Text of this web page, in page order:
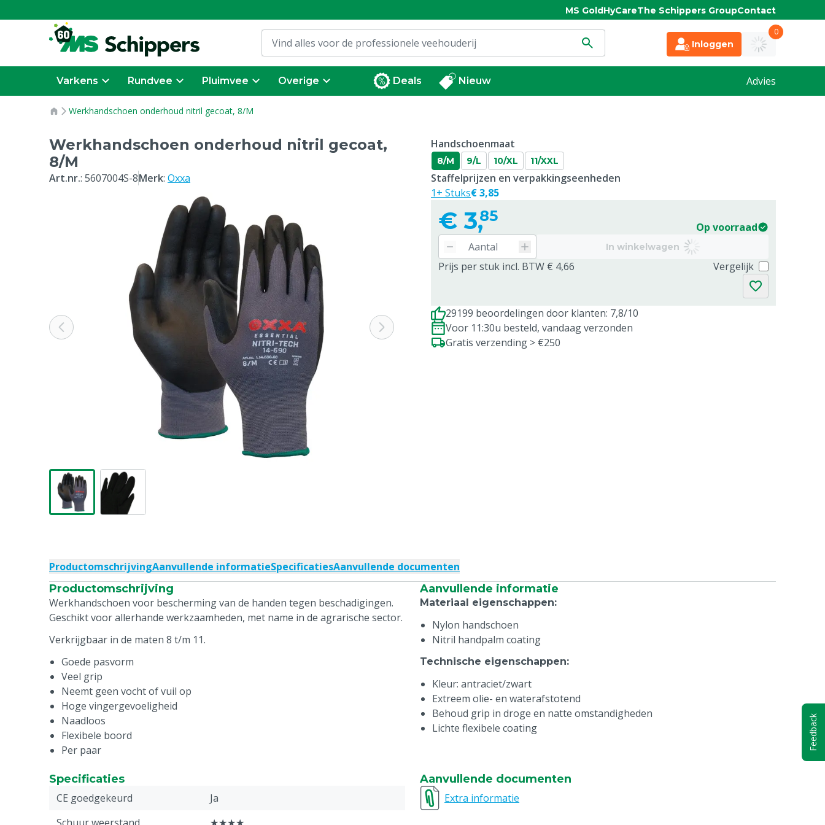
MS GoldHyCareThe Schippers GroupContact
Inloggen
0
Varkens Rundvee Pluimvee Overige Deals Nieuw Advies
Werkhandschoen onderhoud nitril gecoat, 8/M
Werkhandschoen onderhoud nitril gecoat,
8/M
Art.nr.: 5607004S-8Merk: Oxxa
Handschoenmaat
8/M 9/L 10/XL 11/XXL
€3,85
Op voorraad
In winkelwagen
Prijs per stuk incl. BTW € 4,66 Vergelijk
Staffelprijzen en verpakkingseenheden
1+ Stuks€ 3,85
29199 beoordelingen door klanten: 7,8/10
Voor 11:30u besteld, vandaag verzonden
Gratis verzending > €250
ProductomschrijvingAanvullende informatieSpecificatiesAanvullende documenten
Productomschrijving
Werkhandschoen voor bescherming van de handen tegen beschadigingen.
Geschikt voor allerhande werkzaamheden, met name in de agrarische sector.
Verkrijgbaar in de maten 8 t/m 11.
Goede pasvorm
Veel grip
Neemt geen vocht of vuil op
Hoge vingergevoeligheid
Naadloos
Flexibele boord
Per paar
Aanvullende informatie
Materiaal eigenschappen:
Nylon handschoen
Nitril handpalm coating
Technische eigenschappen:
Kleur: antraciet/zwart
Extreem olie- en waterafstotend
Behoud grip in droge en natte omstandigheden
Lichte flexibele coating
Specificaties
CE goedgekeurd
Ja
Aanvullende documenten
Extra informatie
Feedback